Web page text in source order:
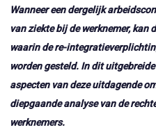
Wanneer een dergelijk
van ziekte bij de werknemer,
waarin de re-
worden gesteld. In dit
aspecten van deze uitdagende
diepgaande analyse van de
werknemers.